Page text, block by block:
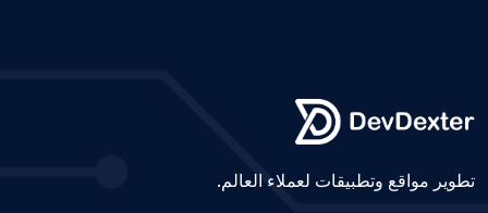
تطوير مواقع وتطبيقات لعملاء العالم.